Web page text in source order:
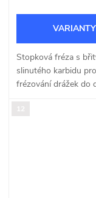
Stopková fréza s
slinutého karbidu pro
frézování drážek do
12,7mm.
12